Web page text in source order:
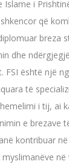
Islame i
që
breza
dhe
FSI është një
të
i tij, ai
e brezave
kontribuar
në